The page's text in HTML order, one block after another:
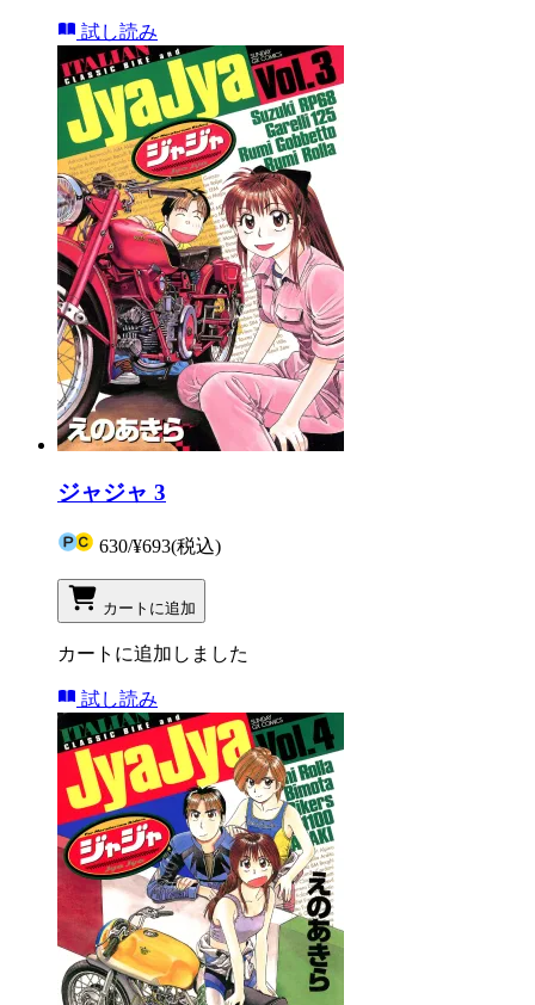
試し読み
ジャジャ 3
630/¥693(税込)
カートに追加
カートに追加しました
試し読み